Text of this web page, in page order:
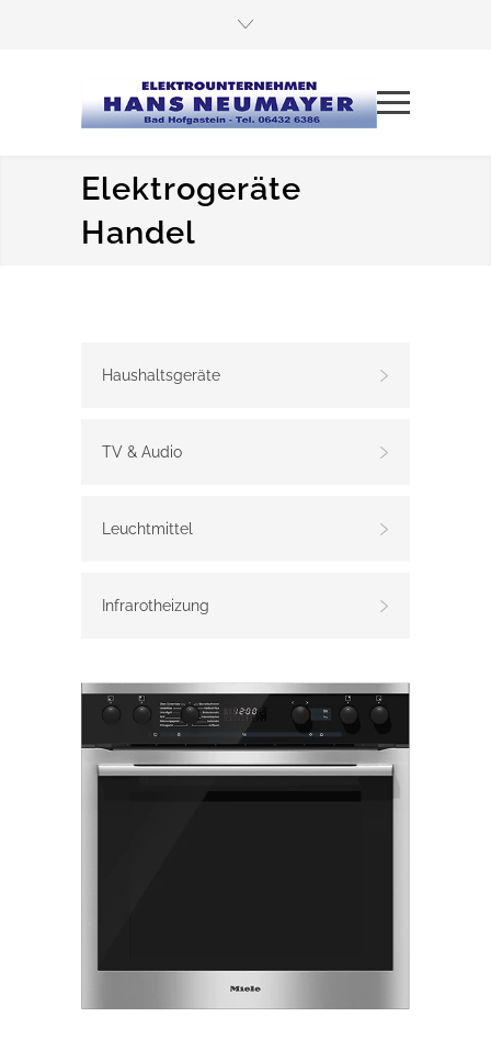
Elektrogeräte
Handel
Haushaltsgeräte
TV & Audio
Leuchtmittel
Infrarotheizung